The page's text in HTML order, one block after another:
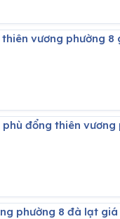
vương phường 8
đổng thiên
phường 8 đà lạt